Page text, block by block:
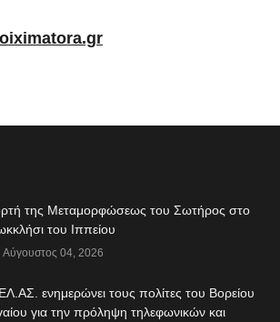
της Μεταμορφώσεως του Σωτήρος στο
του Ιππείου
Αύγουστος 04, 2026
ενημερώνει τους πολίτες του Βορείου
για την πρόληψη τηλεφωνικών και